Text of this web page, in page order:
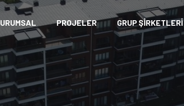
PROJELER GRUP ŞİRKETLERİ